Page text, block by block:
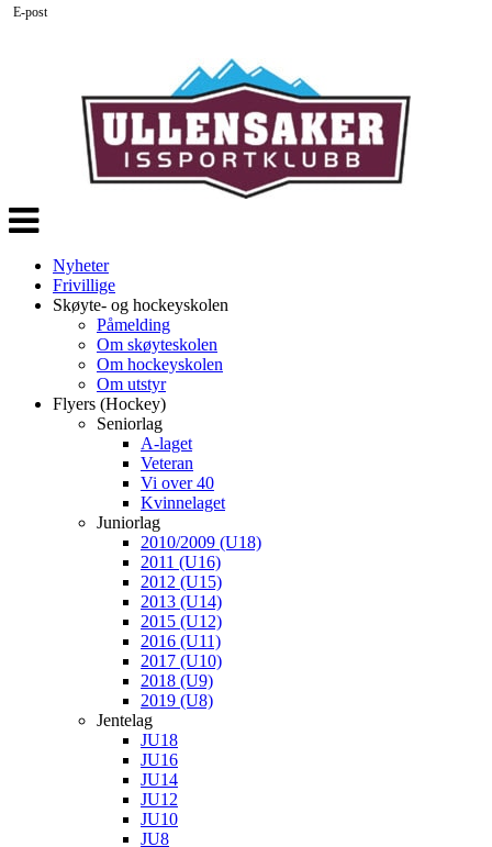
Veksle
navigasjon
Nyheter
Frivillige
Skøyte- og hockeyskolen
Påmelding
Om skøyteskolen
Om hockeyskolen
Om utstyr
Flyers (Hockey)
Seniorlag
A-laget
Veteran
Vi over 40
Kvinnelaget
Juniorlag
2010/2009 (U18)
2011 (U16)
2012 (U15)
2013 (U14)
2015 (U12)
2016 (U11)
2017 (U10)
2018 (U9)
2019 (U8)
Jentelag
JU18
JU16
JU14
JU12
JU10
JU8
E-post